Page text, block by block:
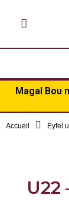
Magal Bou
Accueil Eyfel
U22